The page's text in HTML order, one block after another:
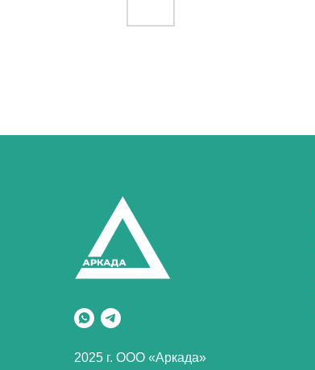
2025 г. ООО «Аркада»